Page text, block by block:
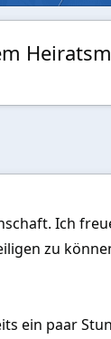
Ich
zu
ein paar